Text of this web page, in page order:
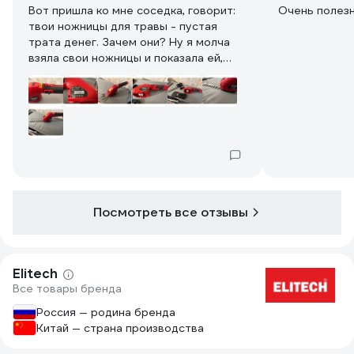
Вот пришла ко мне соседка, говорит:
твои ножницы для травы - пустая
трата денег. Зачем они? Ну я молча
взяла свои ножницы и показала ей,
зачем именно я их брала. У меня очень
красивый ухоженный участок. Не
просто грядки. Мой участок - моя
крепость. Ножницы подойдут
абсолютно для любого участка. Но
особенную ценность аккумуляторные
альпийские горки, декоративные
подчеркнуть красоту ландшафтного
дизайна, выделив каждый элемент и
создав гармоничный облик. Я показала
соседке, как можно точно подрезать
Очень
Посмотреть все отзывы
Elitech
Все товары бренда
Россия — родина бренда
Китай — страна производства